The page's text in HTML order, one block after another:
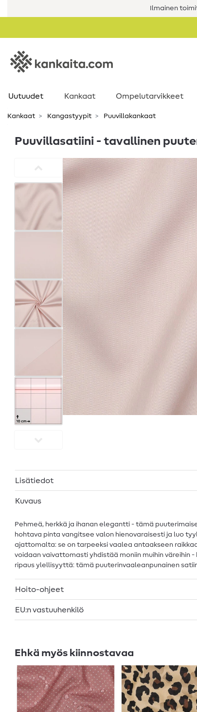
Ilmainen
Uutuudet Kankaat Ompelutarvikkeet
Kankaat Kangastyypit Puuvillakankaat
Puuvillasatiini - tavallinen
Lisätiedot
Kuvaus
Pehmeä, herkkä ja ihanan elegantti - tämä
hohtava pinta vangitsee valon hienovaraisesti ja luo
ajattomalta: se on tarpeeksi vaalea antaakseen
voidaan vaivattomasti yhdistää moniin muihin väreihin
ripaus ylellisyyttä: tämä puuterinvaaleanpunainen
Hoito-ohjeet
EU:n vastuuhenkilö
Ehkä myös kiinnostavaa